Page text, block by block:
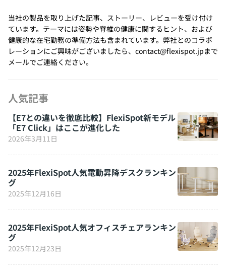
当社の製品を取り上げた記事、ストーリー、レビューを受け付け
ています。テーマには姿勢や脊椎の健康に関するヒント、および
健康的な在宅勤務の準備方法も含まれています。弊社とのコラボ
レーションにご興味がございましたら、contact@flexispot.jpまで
メールでご連絡ください。
人気記事
【E7との違いを徹底比較】FlexiSpot新モデル
「E7 Click」はここが進化した
2026年3月11日
2025年FlexiSpot人気電動昇降デスクランキン
グ
2025年12月16日
2025年FlexiSpot人気オフィスチェアランキン
グ
2025年12月23日